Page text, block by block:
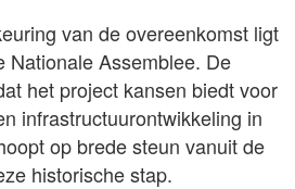
van de overeenkomst ligt
Nationale Assemblee. De
het project kansen biedt voor
infrastructuurontwikkeling in
op brede steun vanuit de
historische stap.